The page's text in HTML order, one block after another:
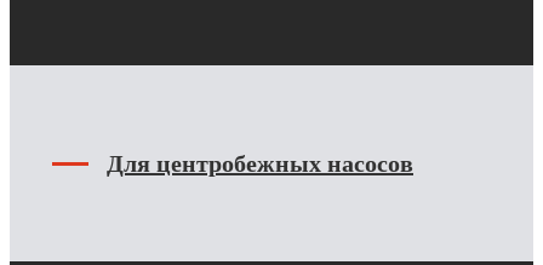
Для центробежных насосов